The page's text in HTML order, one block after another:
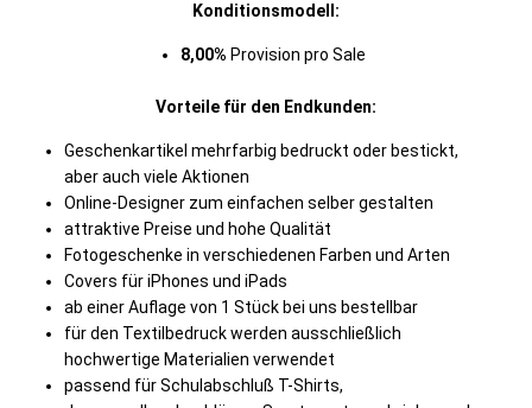
Konditionsmodell:
8,00% Provision pro Sale
Vorteile für den Endkunden:
Geschenkartikel mehrfarbig bedruckt oder bestickt,
aber auch viele Aktionen
Online-Designer zum einfachen selber gestalten
attraktive Preise und hohe Qualität
Fotogeschenke in verschiedenen Farben und Arten
Covers für iPhones und iPads
ab einer Auflage von 1 Stück bei uns bestellbar
für den Textilbedruck werden ausschließlich
hochwertige Materialien verwendet
passend für Schulabschluß T-Shirts,